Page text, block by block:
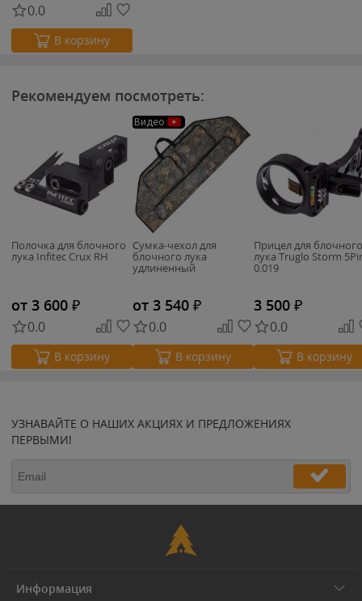
0.0
В корзину
Рекомендуем посмотреть:
Полочка для блочного
лука Infitec Crux RH
от 3 600 ₽
0.0
В корзину
Видео
Сумка-чехол для
блочного лука
удлиненный
от 3 540 ₽
0.0
В корзину
Прицел для блочного
лука Truglo Storm
0.019
3 500 ₽
0.0
В корзину
УЗНАВАЙТЕ О НАШИХ АКЦИЯХ И ПРЕДЛОЖЕНИЯХ
ПЕРВЫМИ!
Информация